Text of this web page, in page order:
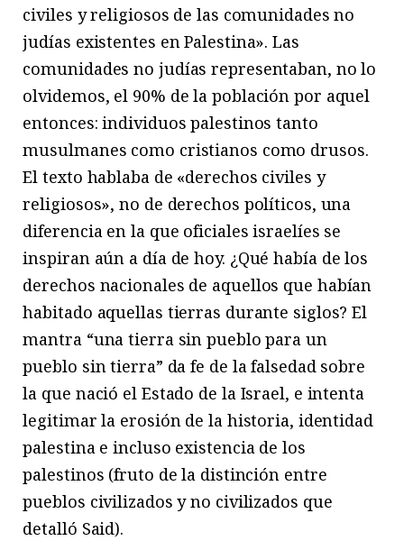
civiles y religiosos de las comunidades no
judías existentes en Palestina». Las
comunidades no judías representaban, no lo
olvidemos, el 90% de la población por aquel
entonces: individuos palestinos tanto
musulmanes como cristianos como drusos.
El texto hablaba de «derechos civiles y
religiosos», no de derechos políticos, una
diferencia en la que oficiales israelíes se
inspiran aún a día de hoy. ¿Qué había de los
derechos nacionales de aquellos que habían
habitado aquellas tierras durante siglos? El
mantra “una tierra sin pueblo para un
pueblo sin tierra” da fe de la falsedad sobre
la que nació el Estado de la Israel, e intenta
legitimar la erosión de la historia, identidad
palestina e incluso existencia de los
palestinos (fruto de la distinción entre
pueblos civilizados y no civilizados que
detalló Said).